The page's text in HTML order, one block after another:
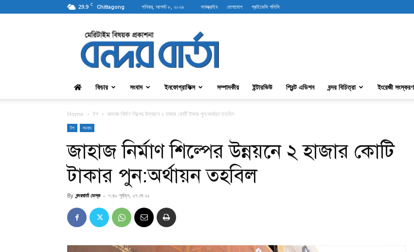
29.9 C Chittagong শনিবার, আগস্ট ৮, ২০২৬ সাবস্ক্রাইব যোগাযোগ প্রাইভেসি পলিসি
বন্দরবার্তা
ফিচার সংবাদ ইনফোগ্রাফিক্স সম্পাদকীয় ইন্টারভিউ প্রিন্ট এডিশন বন্দর বিচিত্রা ইংরেজী সংস্করণ
Home টপ জাহাজ নির্মাণ শিল্পের উন্নয়নে ২ হাজার কোটি টাকার পুন:অর্থায়ন তহবিল
টপ সংবাদ
জাহাজ নির্মাণ শিল্পের উন্নয়নে ২ হাজার কোটি
টাকার পুন:অর্থায়ন তহবিল
By বন্দরবার্তা ডেস্ক - ৭:৪০ পূর্বাহ্ন, ২৭ মে ২২